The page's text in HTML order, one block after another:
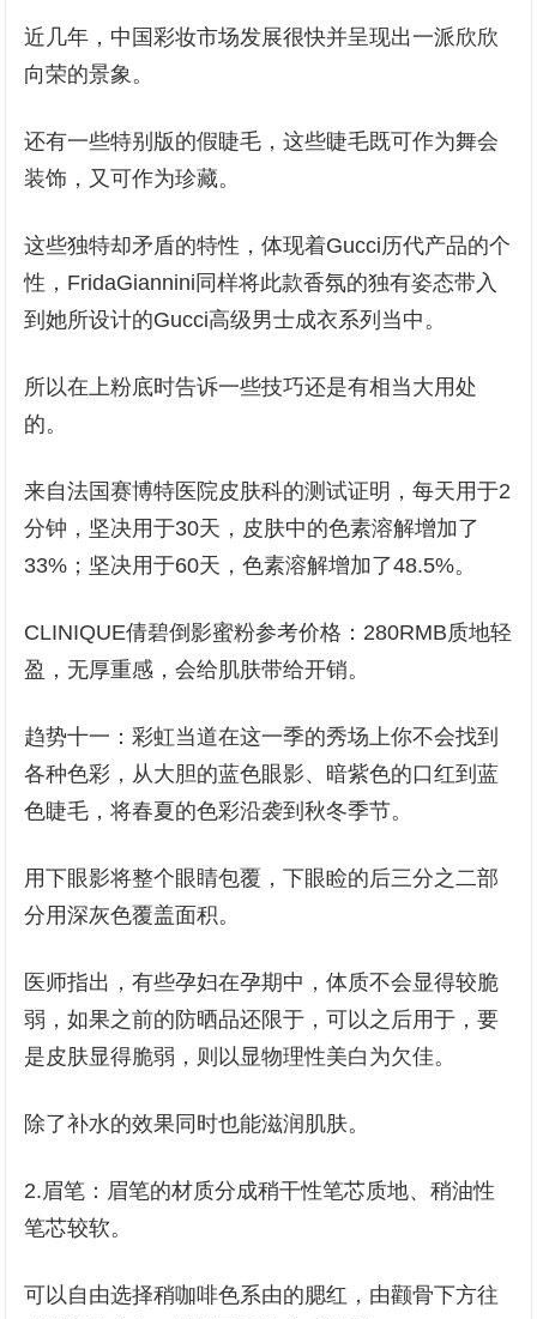
近几年，中国彩妆市场发展很快并呈现出一派欣欣
向荣的景象。
还有一些特别版的假睫毛，这些睫毛既可作为舞会
装饰，又可作为珍藏。
这些独特却矛盾的特性，体现着Gucci历代产品的个
性，FridaGiannini同样将此款香氛的独有姿态带入
到她所设计的Gucci高级男士成衣系列当中。
所以在上粉底时告诉一些技巧还是有相当大用处
的。
来自法国赛博特医院皮肤科的测试证明，每天用于2
分钟，坚决用于30天，皮肤中的色素溶解增加了
33%；坚决用于60天，色素溶解增加了48.5%。
CLINIQUE倩碧倒影蜜粉参考价格：280RMB质地轻
盈，无厚重感，会给肌肤带给开销。
趋势十一：彩虹当道在这一季的秀场上你不会找到
各种色彩，从大胆的蓝色眼影、暗紫色的口红到蓝
色睫毛，将春夏的色彩沿袭到秋冬季节。
用下眼影将整个眼睛包覆，下眼睑的后三分之二部
分用深灰色覆盖面积。
医师指出，有些孕妇在孕期中，体质不会显得较脆
弱，如果之前的防晒品还限于，可以之后用于，要
是皮肤显得脆弱，则以显物理性美白为欠佳。
除了补水的效果同时也能滋润肌肤。
2.眉笔：眉笔的材质分成稍干性笔芯质地、稍油性
笔芯较软。
可以自由选择稍咖啡色系由的腮红，由颧骨下方往